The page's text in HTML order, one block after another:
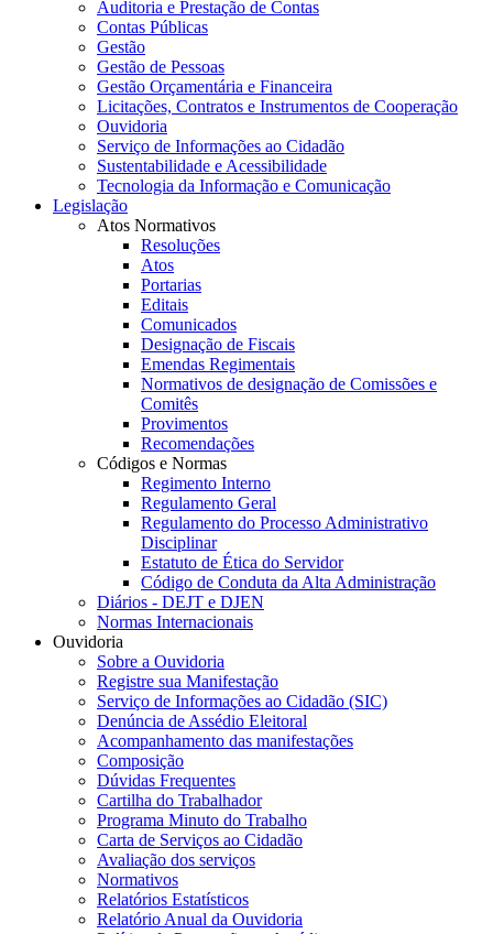
Auditoria e Prestação de Contas
Contas Públicas
Gestão
Gestão de Pessoas
Gestão Orçamentária e Financeira
Licitações, Contratos e Instrumentos de Cooperação
Ouvidoria
Serviço de Informações ao Cidadão
Sustentabilidade e Acessibilidade
Tecnologia da Informação e Comunicação
Legislação
Atos Normativos
Resoluções
Atos
Portarias
Editais
Comunicados
Designação de Fiscais
Emendas Regimentais
Normativos de designação de Comissões e
Comitês
Provimentos
Recomendações
Códigos e Normas
Regimento Interno
Regulamento Geral
Regulamento do Processo Administrativo
Disciplinar
Estatuto de Ética do Servidor
Código de Conduta da Alta Administração
Diários - DEJT e DJEN
Normas Internacionais
Ouvidoria
Sobre a Ouvidoria
Registre sua Manifestação
Serviço de Informações ao Cidadão (SIC)
Denúncia de Assédio Eleitoral
Acompanhamento das manifestações
Composição
Dúvidas Frequentes
Cartilha do Trabalhador
Programa Minuto do Trabalho
Carta de Serviços ao Cidadão
Avaliação dos serviços
Normativos
Relatórios Estatísticos
Relatório Anual da Ouvidoria